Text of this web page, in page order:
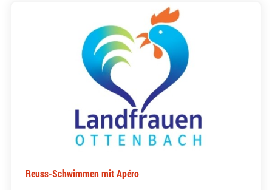
Reuss-Schwimmen mit Apéro